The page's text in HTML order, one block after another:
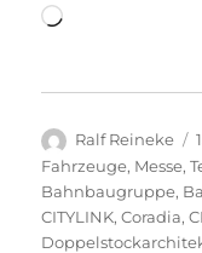
Wird
Autor
Ralf Reineke
Fahrzeuge, Messe,
Bahnbaugruppe,
CITYLINK,Coradia,